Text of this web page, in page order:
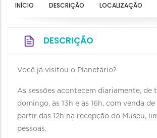
INÍCIO DESCRIÇÃO LOCALIZAÇÃO
DESCRIÇÃO
Você já visitou o Planetário?
As sessões acontecem diariamente, de
domingo, às 13h e às 16h, com venda
partir das 12h na recepção do Museu,
pessoas.